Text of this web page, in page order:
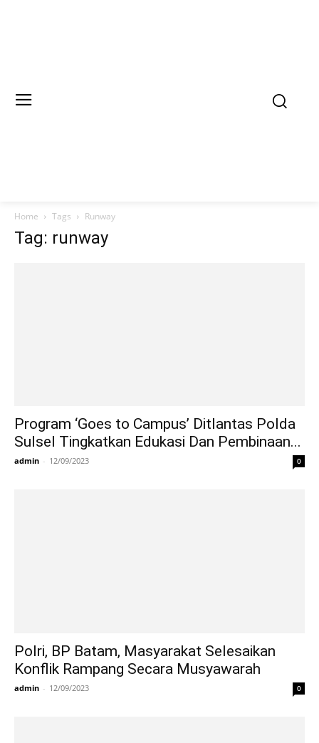
Home Tags Runway
Tag: runway
Program ‘Goes to Campus’ Ditlantas Polda
Sulsel Tingkatkan Edukasi Dan Pembinaan...
admin - 12/09/2023 0
Polri, BP Batam, Masyarakat Selesaikan
Konflik Rampang Secara Musyawarah
admin - 12/09/2023 0